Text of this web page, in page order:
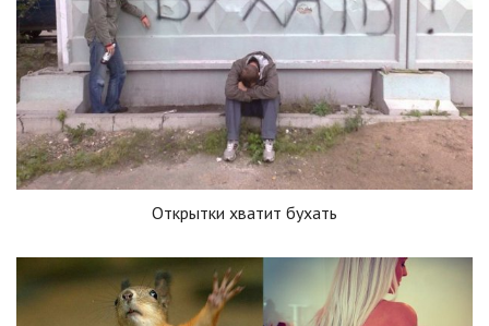
Открытки хватит бухать